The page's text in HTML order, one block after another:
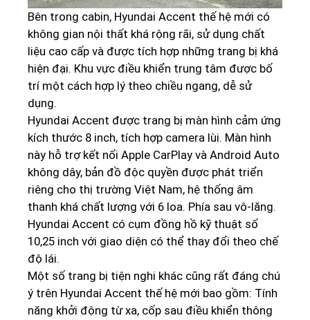
Bên trong cabin, Hyundai Accent thế hệ mới có
không gian nội thất khá rộng rãi, sử dụng chất
liệu cao cấp và được tích hợp những trang bị khá
hiện đại. Khu vực điều khiển trung tâm được bố
trí một cách hợp lý theo chiều ngang, dễ sử
dụng.
Hyundai Accent được trang bị màn hình cảm ứng
kích thước 8 inch, tích hợp camera lùi. Màn hình
này hỗ trợ kết nối Apple CarPlay và Android Auto
không dây, bản đồ độc quyền được phát triển
riêng cho thị trường Việt Nam, hệ thống âm
thanh khá chất lượng với 6 loa. Phía sau vô-lăng.
Hyundai Accent có cụm đồng hồ kỹ thuật số
10,25 inch với giao diện có thể thay đổi theo chế
độ lái.
Một số trang bị tiện nghi khác cũng rất đáng chú
ý trên Hyundai Accent thế hệ mới bao gồm: Tính
năng khởi động từ xa, cốp sau điều khiển thông